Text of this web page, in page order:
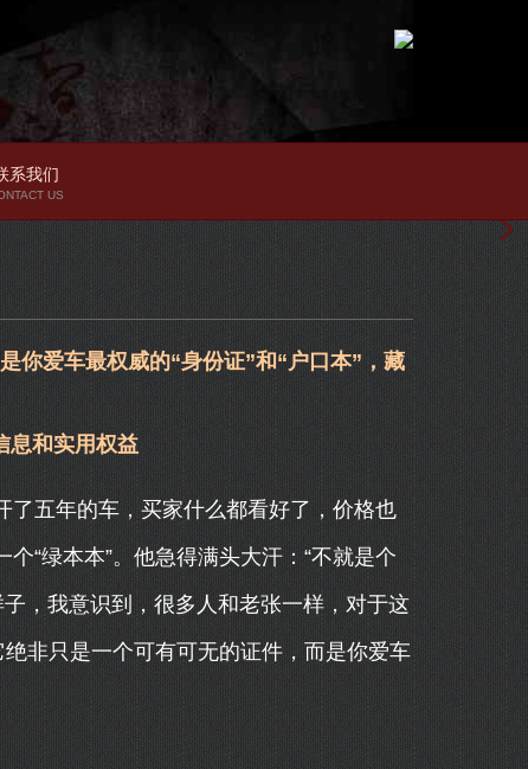
系我们
US
你爱车最权威的“身份证”和“户口本”，藏
息和实用权益
五年的车，买家什么都看好了，价格也
“绿本本”。他急得满头大汗：“不就是个
，我意识到，很多人和老张一样，对于这
非只是一个可有可无的证件，而是你爱车